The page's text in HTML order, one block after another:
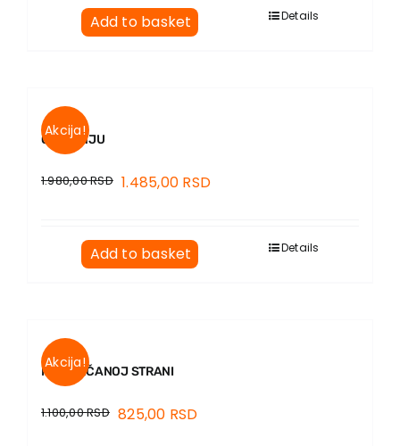
Add to basket Details
Akcija!
O PISANJU
1.980,00RSD 1.485,00 RSD
Add to basket Details
Akcija!
NA SUNČANOJ STRANI
1.100,00RSD 825,00 RSD